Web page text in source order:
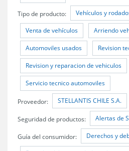
Tipo de producto: Vehículos y
Venta de vehículos Arriendo
Automoviles usados Revision
Revision y reparacion de vehiculos
Servicio tecnico automoviles
Proveedor: STELLANTIS CHILE S.A.
Seguridad de productos: Alertas de
Guía del consumidor: Derechos y